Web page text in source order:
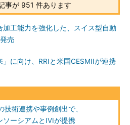
事が 951 件あります
加工能力を強化した、スイス型自動
売
」に向け、RRIと米国CESMIIが連携
技術連携や事例創出で、
ソーシアムとIVIが提携